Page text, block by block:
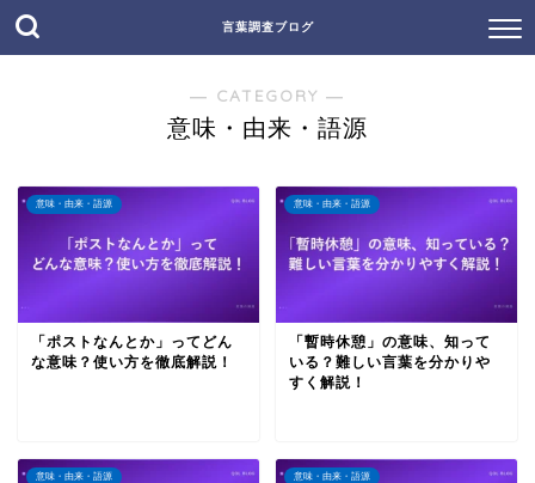
言葉調査ブログ
― CATEGORY ―
意味・由来・語源
意味・由来・語源
「ポストなんとか」ってどん
な意味？使い方を徹底解説！
意味・由来・語源
「暫時休憩」の意味、知って
いる？難しい言葉を分かりや
すく解説！
意味・由来・語源 意味・由来・語源